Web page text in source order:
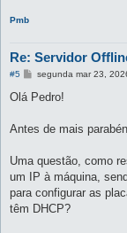
Pmb
Re: Servidor
#5
M
n
g
segunda mar 23,
Olá Pedro!
Antes de mais
Uma questão, como
um IP à máquina,
para configurar as
têm DHCP?